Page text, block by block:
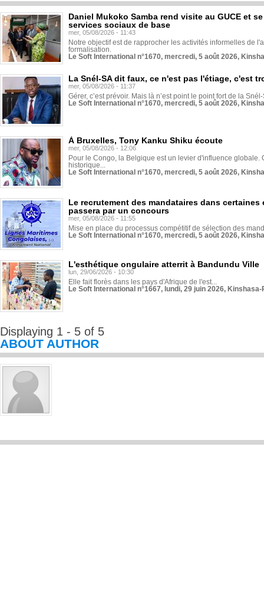
Daniel Mukoko Samba rend visite au GUCE et
services sociaux de base
mer, 05/08/2026 - 11:43
Notre objectif est de rapprocher les activités informelles de
formalisation.
Le Soft International n°1670, mercredi, 5 août 2026,
La Snél-SA dit faux, ce n'est pas l'étiage, c'est
mer, 05/08/2026 - 11:37
Gérer, c’est prévoir. Mais là n’est point le point fort de la
Le Soft International n°1670, mercredi, 5 août 2026,
À Bruxelles, Tony Kanku Shiku écoute
mer, 05/08/2026 - 12:06
Pour le Congo, la Belgique est un levier d'influence globale.
historique...
Le Soft International n°1670, mercredi, 5 août 2026,
Le recrutement des mandataires dans
passera par un concours
mer, 05/08/2026 - 11:55
Mise en place du processus compétitif de sélection des
Le Soft International n°1670, mercredi, 5 août 2026,
L'esthétique ongulaire atterrit à Bandundu Ville
lun, 29/06/2026 - 10:30
Elle fait florès dans les pays d'Afrique de l'est...
Le Soft International n°1667, lundi, 29 juin 2026,
Displaying 1 - 5 of 5
ABOUT AUTHOR